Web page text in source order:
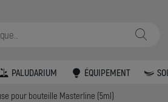
PALUDARIUM ÉQUIPEMENT
pour bouteille Masterline (5ml)